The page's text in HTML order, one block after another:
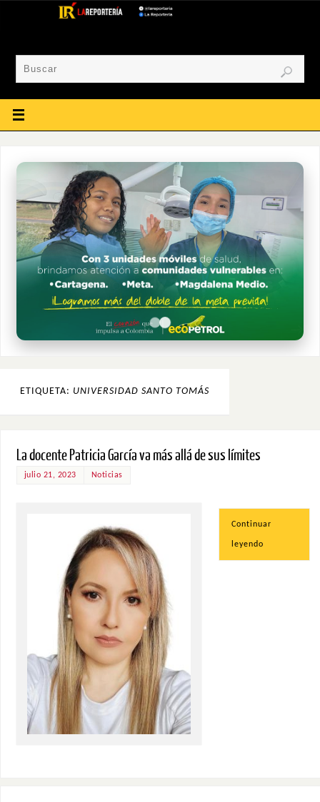
ETIQUETA: UNIVERSIDAD SANTO TOMÁS
La docente Patricia García va más allá de sus límites
julio 21, 2023 Noticias
Continuar
leyendo